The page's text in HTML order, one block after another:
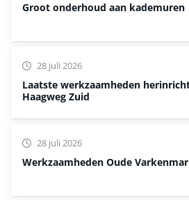
Groot onderhoud aan kademuren
Laatste werkzaamheden
Haagweg Zuid
28 juli 2026
Werkzaamheden Oude
28 juli 2026